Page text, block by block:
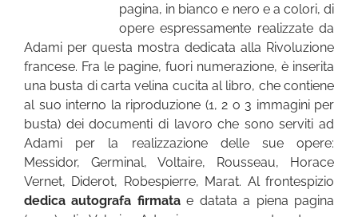
pagina, in bianco e nero e a colori, di
opere espressamente realizzate da
Adami per questa mostra dedicata alla Rivoluzione
francese. Fra le pagine, fuori numerazione, è inserita
una busta di carta velina cucita al libro, che contiene
al suo interno la riproduzione (1, 2 o 3 immagini per
busta) dei documenti di lavoro che sono serviti ad
Adami per la realizzazione delle sue opere:
Messidor, Germinal, Voltaire, Rousseau, Horace
Vernet, Diderot, Robespierre, Marat. Al frontespizio
dedica autografa firmatae datata a piena pagina